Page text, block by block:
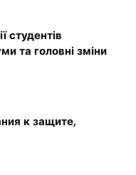
студентів
та головні зміни
к защите,